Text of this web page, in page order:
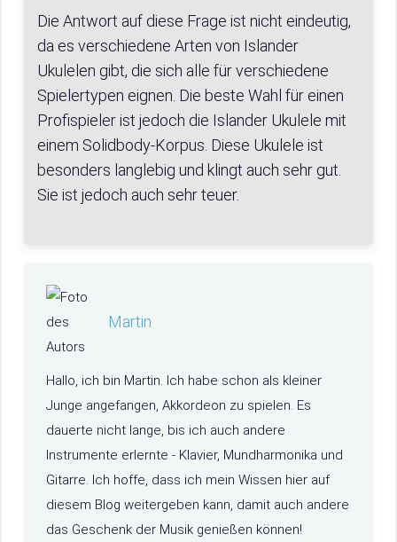
Die Antwort auf diese Frage ist nicht eindeutig,
da es verschiedene Arten von Islander
Ukulelen gibt, die sich alle für verschiedene
Spielertypen eignen. Die beste Wahl für einen
Profispieler ist jedoch die Islander Ukulele mit
einem Solidbody-Korpus. Diese Ukulele ist
besonders langlebig und klingt auch sehr gut.
Sie ist jedoch auch sehr teuer.
Martin
Hallo, ich bin Martin. Ich habe schon als kleiner
Junge angefangen, Akkordeon zu spielen. Es
dauerte nicht lange, bis ich auch andere
Instrumente erlernte - Klavier, Mundharmonika und
Gitarre. Ich hoffe, dass ich mein Wissen hier auf
diesem Blog weitergeben kann, damit auch andere
das Geschenk der Musik genießen können!